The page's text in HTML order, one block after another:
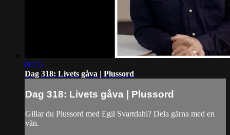
00:55
Dag 318: Livets gåva | Plussord
Dag 318: Livets gåva | Plussord
Gillar du Plussord med Egil Svartdahl? Dela gärna med en
vän.